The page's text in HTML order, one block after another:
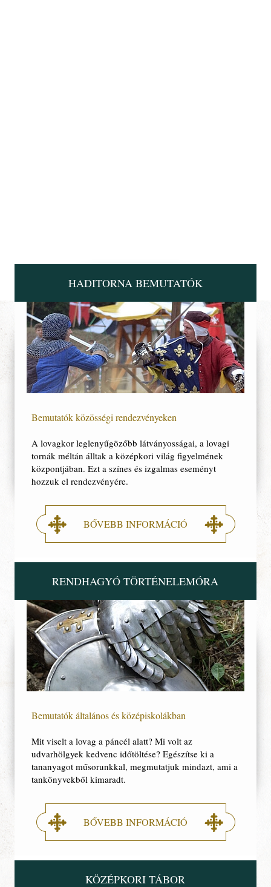
Kapcsolat
HADITORNA BEMUTATÓK
Bemutatók közösségi rendezvényeken
A lovagkor leglenyűgözőbb látványosságai, a lovagi
tornák méltán álltak a középkori világ figyelmének
központjában. Ezt a színes és izgalmas eseményt
hozzuk el rendezvényére.
BŐVEBB INFORMÁCIÓ
RENDHAGYÓ TÖRTÉNELEMÓRA
Bemutatók általános és középiskolákban
Mit viselt a lovag a páncél alatt? Mi volt az
udvarhölgyek kedvenc időtöltése? Egészítse ki a
tananyagot műsorunkkal, megmutatjuk mindazt, ami a
tankönyvekből kimaradt.
BŐVEBB INFORMÁCIÓ
KÖZÉPKORI TÁBOR